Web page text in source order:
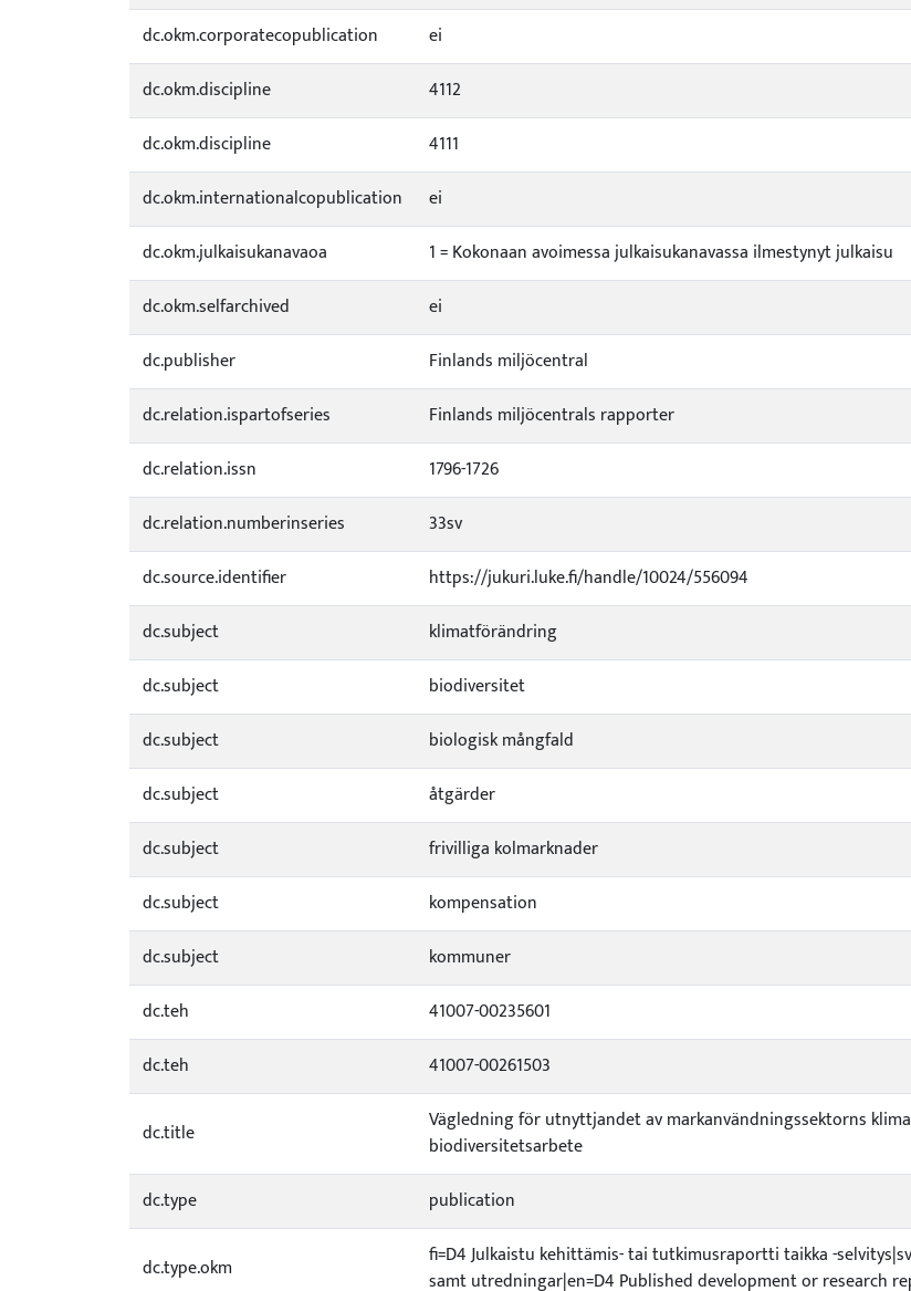
dc.okm.corporatecopublication
ei
dc.okm.discipline
4112
dc.okm.discipline
4111
dc.okm.internationalcopublication
ei
dc.okm.julkaisukanavaoa
1 = Kokonaan avoimessa julkaisukanavassa ilmestynyt julkaisu
dc.okm.selfarchived
ei
dc.publisher
Finlands miljöcentral
dc.relation.ispartofseries
Finlands miljöcentrals rapporter
dc.relation.issn
1796-1726
dc.relation.numberinseries
33sv
dc.source.identifier
https://jukuri.luke.fi/handle/10024/556094
dc.subject
klimatförändring
dc.subject
biodiversitet
dc.subject
biologisk mångfald
dc.subject
åtgärder
dc.subject
frivilliga kolmarknader
dc.subject
kompensation
dc.subject
kommuner
dc.teh
41007-00235601
dc.teh
41007-00261503
dc.title
Vägledning för utnyttjandet av markanvändningssektorns
biodiversitetsarbete
dc.type
publication
dc.type.okm
fi=D4 Julkaistu kehittämis- tai tutkimusraportti taikka -
samt utredningar|en=D4 Published development or research